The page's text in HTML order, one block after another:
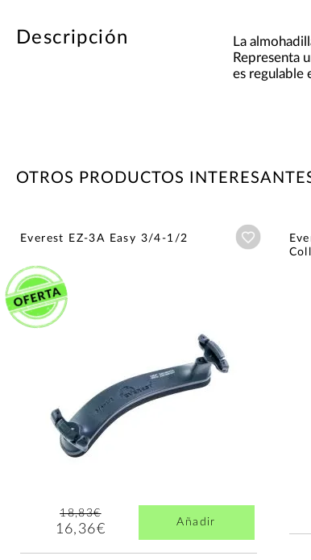
Descripción
La
Representa
es regulable
OTROS PRODUCTOS
Everest EZ-3A Easy 3/4-1/2 Añadir a
18,83€
16,36€ Añadir